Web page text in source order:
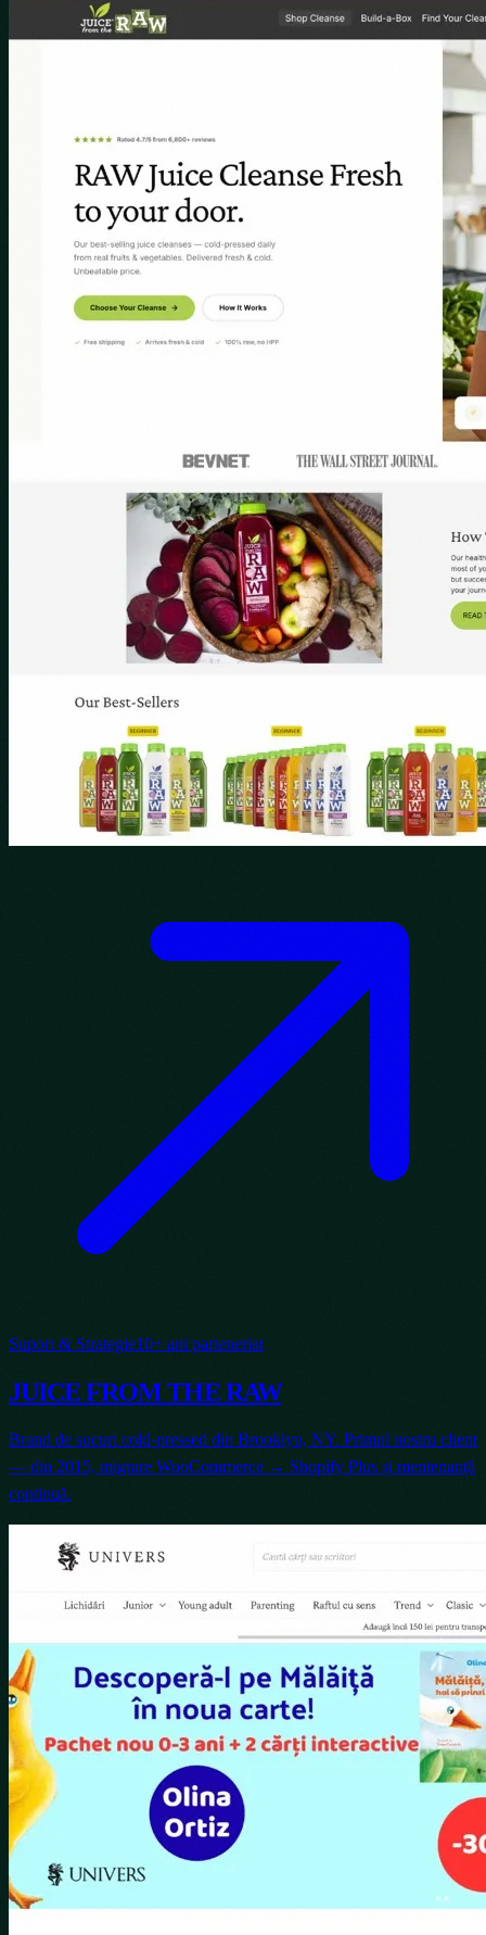
Suport & Strategie10+ ani parteneriat
JUICE FROM THE RAW
Brand de sucuri cold-pressed din Brooklyn, NY. Primul nostru client
— din 2015, migrare WooCommerce → Shopify Plus și mentenanță
continuă.